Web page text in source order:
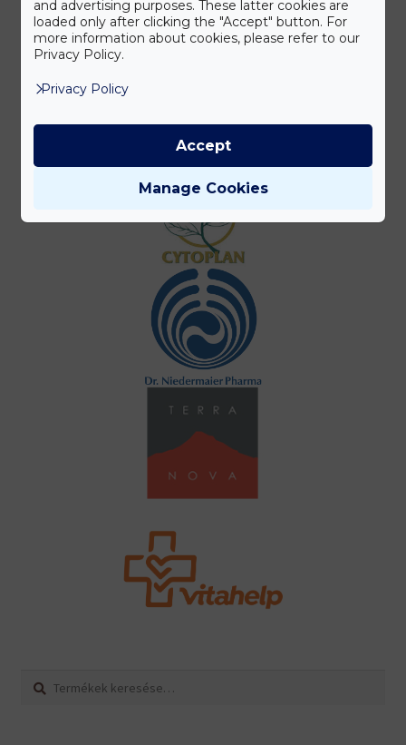
Keresés
Keresés
and advertising purposes. These latter cookies are
loaded only after clicking the "Accept" button. For
more information about cookies, please refer to our
Privacy Policy.
Privacy Policy
Manage Cookies
Accept